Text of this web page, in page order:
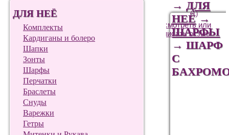
ДЛЯ НЕЁ
Комплекты
Кардиганы и болеро
Шапки
Зонты
Шарфы
Перчатки
Браслеты
Снуды
Варежки
Гетры
→ДЛЯ
НЕЁ→
ШАРФЫ
→ШАРФ
С
(1)
Посмотреть или
написать отзыв